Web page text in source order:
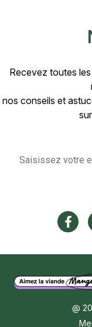
Recevez toutes
nos conseils et
@